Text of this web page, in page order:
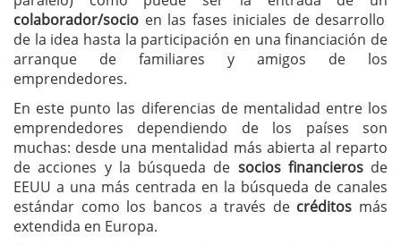
colaborador/socio en las fases iniciales de desarrollo
de la idea hasta la participación en una financiación de
arranque de familiares y amigos de los
emprendedores.
En este punto las diferencias de mentalidad entre los
emprendedores dependiendo de los países son
muchas: desde una mentalidad más abierta al reparto
de acciones y la búsqueda de socios financierosde
EEUU a una más centrada en la búsqueda de canales
estándar como los bancos a través de créditos más
extendida en Europa.